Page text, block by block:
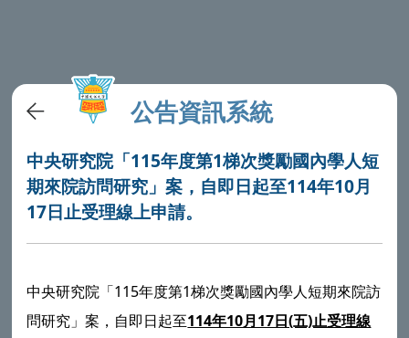
公告資訊系統
中央研究院「115年度第1梯次獎勵國內學人短
期來院訪問研究」案，自即日起至114年10月
17日止受理線上申請。
中央研究院「115年度第1梯次獎勵國內學人短期來院訪
問研究」案，自即日起至114年10月17日(五)止受理線